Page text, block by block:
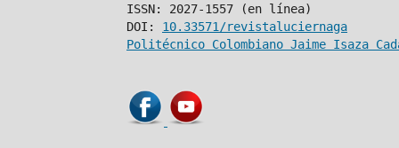
ISSN: 2027-1557 (en línea)
DOI: 10.33571/revistaluciernaga
Politécnico Colombiano Jaime Isaza